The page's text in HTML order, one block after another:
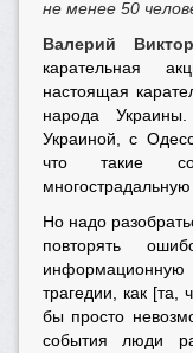
не менее 50
Валерий
карательная
настоящая
народа
Украиной, с
что такие
Но надо
повторять
трагедии, как
бы просто
события люди